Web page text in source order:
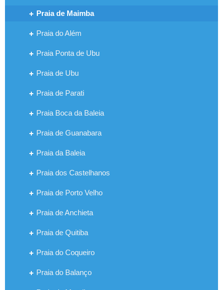
Praia de Maimba
Praia do Além
Praia Ponta de Ubu
Praia de Ubu
Praia de Parati
Praia Boca da Baleia
Praia de Guanabara
Praia da Baleia
Praia dos Castelhanos
Praia de Porto Velho
Praia de Anchieta
Praia de Quitiba
Praia do Coqueiro
Praia do Balanço